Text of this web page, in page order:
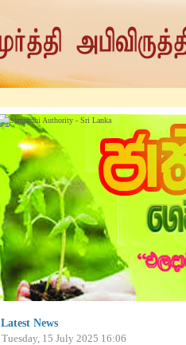
Latest News
Tuesday, 15 July 2025 16:06